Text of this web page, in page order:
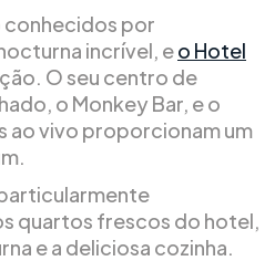
conhecidos por
incrível, eo Hotel
O seu centro de
o Monkey Bar, e o
ao vivo proporcionam um
quartos frescos do hotel,
e a deliciosa cozinha.